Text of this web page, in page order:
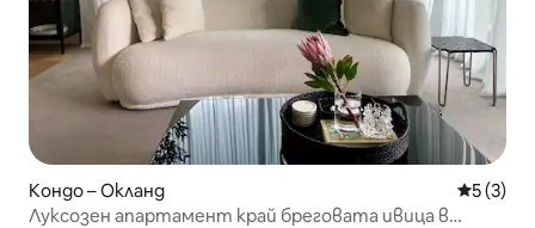
Кондо – Окланд Средна
5 (3)
Луксозен апартамент край бреговата ивица в